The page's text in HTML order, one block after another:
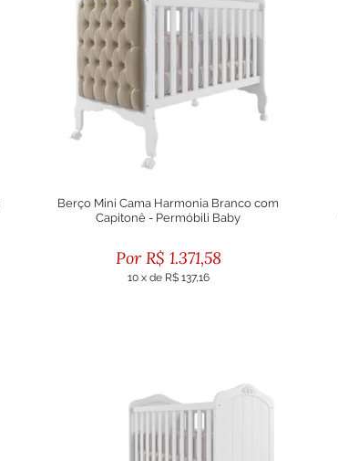
Berço Mini Cama Harmonia Branco com
Capitonê - Permóbili Baby
R$ 1.371,58
10 x de R$ 137,16